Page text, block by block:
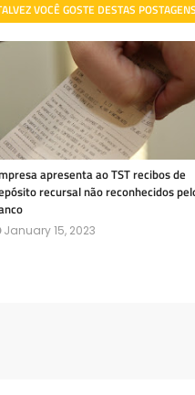
VOCÊ GOSTE DESTAS POSTAGENS
apresenta ao TST recibos de
recursal não reconhecidos
January 15, 2023